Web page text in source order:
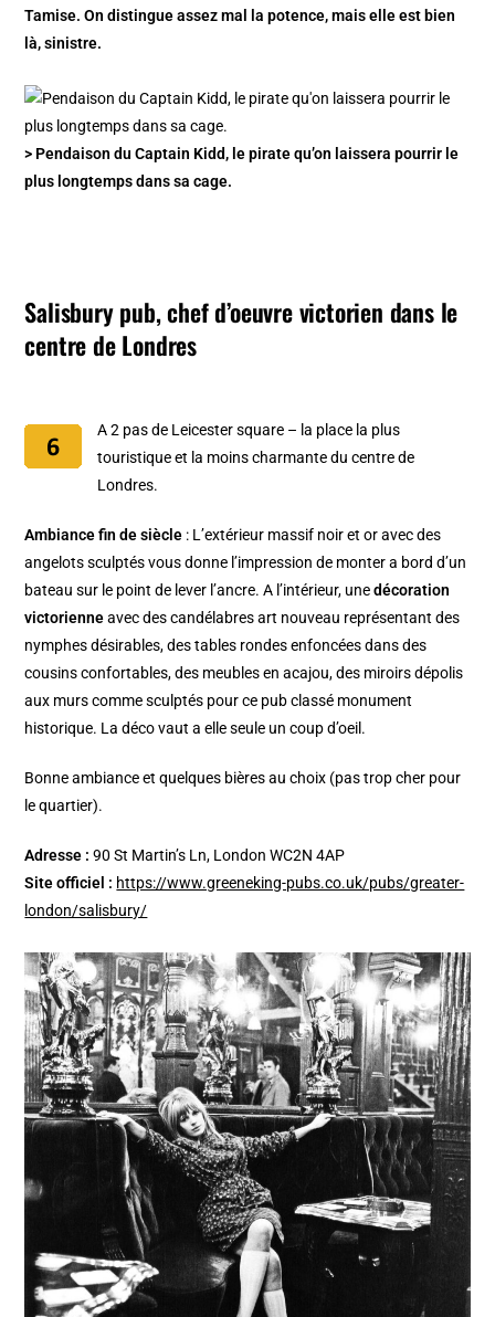
Tamise. On distingue assez mal la potence, mais elle est bien
là, sinistre.
> Pendaison du Captain Kidd, le pirate qu’on laissera pourrir le
plus longtemps dans sa cage.
Salisbury pub, chef d’oeuvre victorien dans le
centre de Londres
A 2 pas de Leicester square – la place la plus
touristique et la moins charmante du centre de
Londres.
Ambiance fin de siècle : L’extérieur massif noir et or avec des
angelots sculptés vous donne l’impression de monter a bord d’un
bateau sur le point de lever l’ancre. A l’intérieur, unedécoration
victorienneavec des candélabres art nouveau représentant des
nymphes désirables, des tables rondes enfoncées dans des
cousins confortables, des meubles en acajou, des miroirs dépolis
aux murs comme sculptés pour ce pub classé monument
historique. La déco vaut a elle seule un coup d’oeil.
Bonne ambiance et quelques bières au choix (pas trop cher pour
le quartier).
Adresse : 90 St Martin’s Ln, London WC2N 4AP
Site officiel : https://www.greeneking-pubs.co.uk/pubs/greater-
london/salisbury/